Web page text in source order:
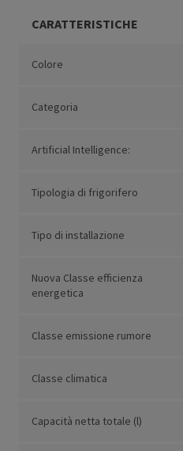
CARATTERISTICHE
Colore
Categoria
Artificial Intelligence:
Tipologia di frigorifero
Tipo di installazione
Nuova Classe efficienza
energetica
Classe emissione rumore
Classe climatica
Capacità netta totale (l)